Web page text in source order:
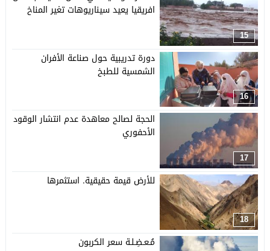
15
افريقيا يعيد سيناريوهات تغير المناخ
16
دورة تدريبية حول صناعة الأفران
الشمسية للطبخ
17
الحجة لصالح معاهدة عدم انتشار الوقود
الأحفوري
18
للأرض قيمة حقيقية. استثمرها
مُـعـضِـلـة سعر الكربون